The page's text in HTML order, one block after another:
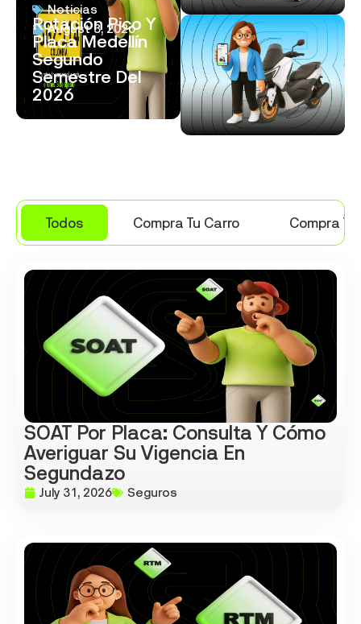
Noticias
August 3, 2026
Rotación Pico Y
Placa Medellín
Segundo
Semestre Del
2026
Compra Tu Carro Compra
Todos
SOAT Por Placa: Consulta Y Cómo
Averiguar Su Vigencia En
Segundazo
July 31, 2026 Seguros